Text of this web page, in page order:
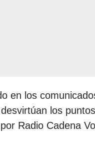
en los
los puntos
Radio Cadena